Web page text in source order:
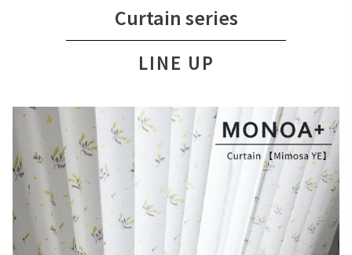
Curtain series
LINE UP